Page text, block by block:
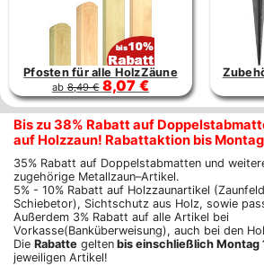
Pfosten für alle HolzZäune
ab8,49 € 8,07 €
Bis zu 38% Rabatt auf
auf Holzzaun! Rabattaktion bis
35% Rabatt auf Doppelstabmatten und
zugehörige Metallzaun–Artikel.
5% - 10% Rabatt auf Holzzaunartikel
Schiebetor), Sichtschutz aus Holz, sowie
Außerdem 3% Rabatt auf alle Artikel bei
Vorkasse(Banküberweisung), auch bei den
Die Rabatte gelten bis einschließlich Montag
jeweiligen Artikel!